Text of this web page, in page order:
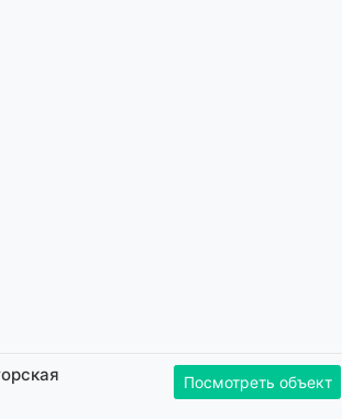
Посмотреть объект